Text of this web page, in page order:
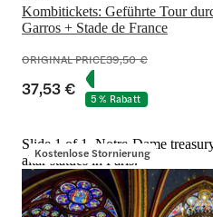
Kombitickets: Geführte Tour
Garros + Stade de France
ORIGINAL PRICE39,50 €
37,53 € 5 % Rabatt
Kostenlose Stornierung
Slide 1 of 1, Notre-Dame
altar statues in Paris.